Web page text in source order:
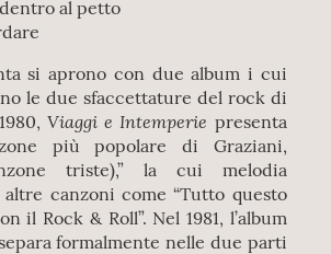
al petto
si aprono con due album i cui
le due sfaccettature del rock di
Viaggi e Intemperie presenta
più popolare di Graziani,
triste),” la cui melodia
canzoni come “Tutto questo
il Rock & Roll”. Nel 1981, l’album
formalmente nelle due parti